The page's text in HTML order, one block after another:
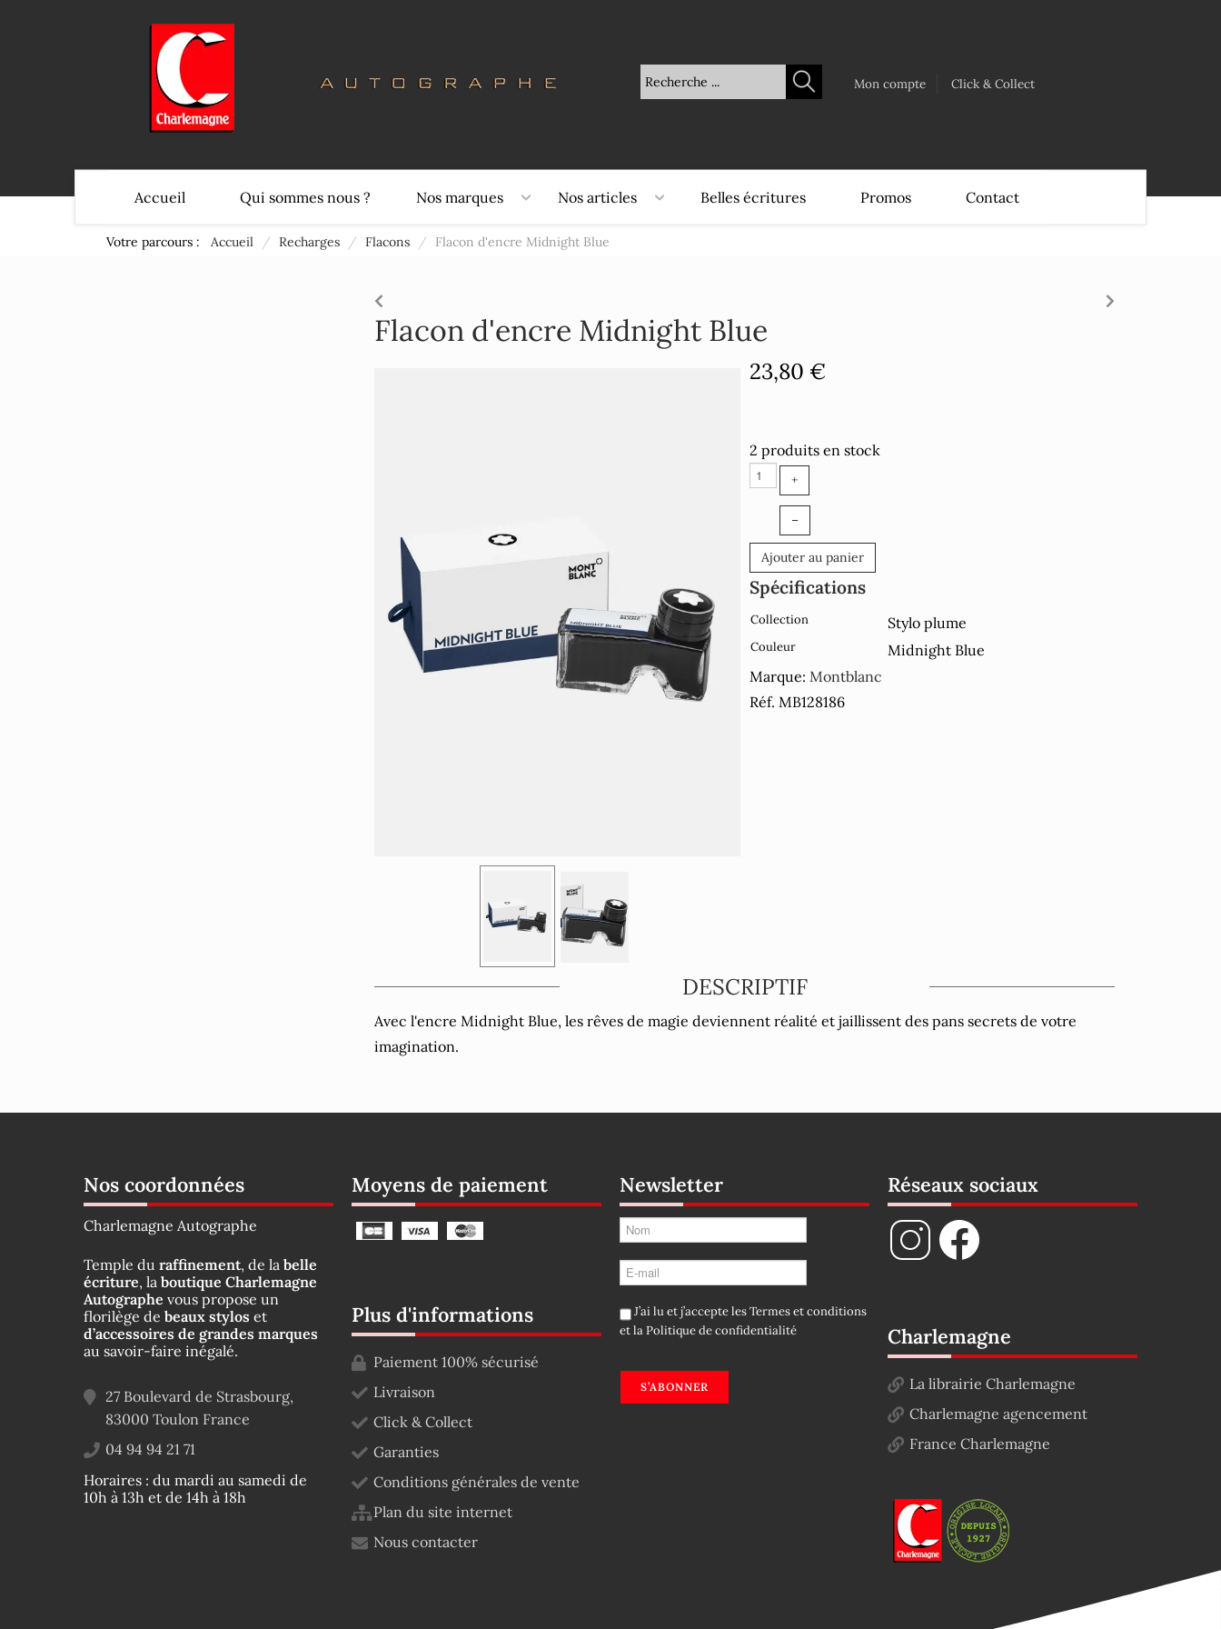
Mon compte Click & Collect
Accueil Qui sommes nous ? Nos marques Nos articles Belles écritures Promos Contact
Votre parcours : Accueil / Recharges / Flacons / Flacon d'encre Midnight Blue
Flacon d'encre Midnight Blue
23,80 €
2 produits en stock
+
–
Ajouter au panier
Spécifications
Collection Stylo plume
Couleur
Midnight Blue
Marque: Montblanc
Réf. MB128186
DESCRIPTIF
Avec l'encre Midnight Blue, les rêves de magie deviennent réalité et jaillissent des pans secrets de votre
imagination.
Nos coordonnées
Charlemagne Autographe
Temple du raffinement, de la belle
écriture, la boutique Charlemagne
Autographe vous propose un
florilège de beaux stylos et
d’accessoires de grandes marques
au savoir-faire inégalé.
27 Boulevard de Strasbourg,
83000 Toulon France
04 94 94 21 71
Horaires : du mardi au samedi de
10h à 13h et de 14h à 18h
Moyens de paiement
Plus d'informations
Paiement 100% sécurisé
Livraison
Click & Collect
Garanties
Conditions générales de vente
Plan du site internet
Nous contacter
Newsletter
J’ai lu et j’accepte lesTermes et conditions
et laPolitique de confidentialité
S’ABONNER
Réseaux sociaux
Charlemagne
La librairie Charlemagne
Charlemagne agencement
France Charlemagne